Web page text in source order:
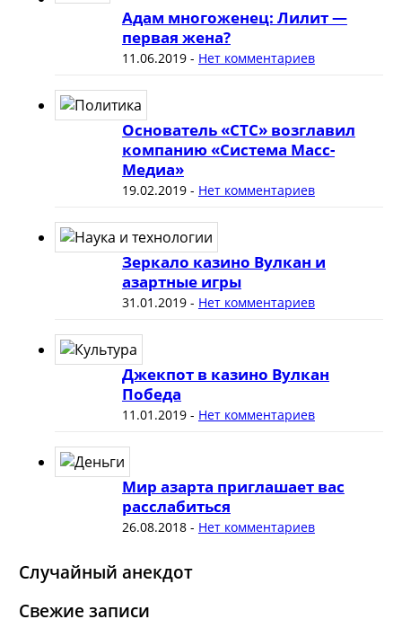
Адам многоженец: Лилит —
первая жена?
11.06.2019- Нет комментариев
Основатель «СТС» возглавил
компанию «Система Масс-
Медиа»
19.02.2019- Нет комментариев
Зеркало казино Вулкан и
азартные игры
31.01.2019- Нет комментариев
Джекпот в казино Вулкан
Победа
11.01.2019- Нет комментариев
Мир азарта приглашает вас
расслабиться
26.08.2018- Нет комментариев
Случайный анекдот
Свежие записи